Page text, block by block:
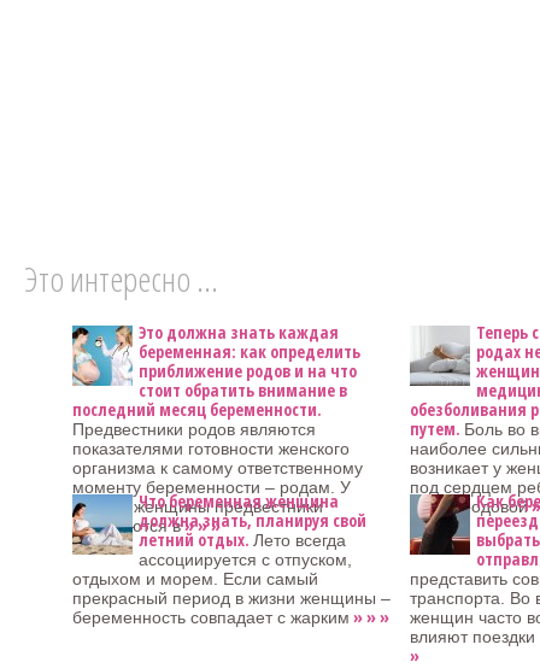
Это интересно ...
Это должна знать каждая
беременная: как определить
приближение родов и на что
стоит обратить внимание в
последний месяц беременности.
Предвестники родов являются
показателями готовности женского
организма к самому ответственному
моменту беременности – родам. У
каждой женщины предвестники
появляются в» » »
Теперь
родах
обезболивания
путем. Боль во
наиболее
возникает у
под сердцем
в предродовой
Что беременная женщина
должна знать, планируя свой
летний отдых. Лето всегда
ассоциируется с отпуском,
отдыхом и морем. Если самый
прекрасный период в жизни женщины –
беременность совпадает с жарким » » »
Как
представить
транспорта. Во
женщин часто
влияют
»